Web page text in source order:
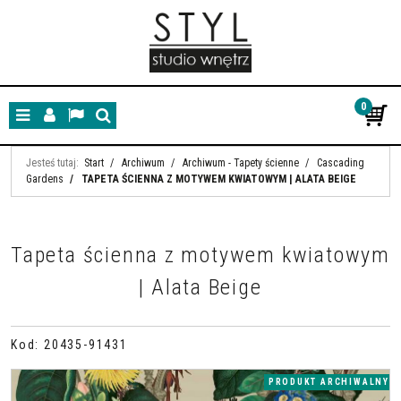
MenuPanelLangSzukaj
0
Jesteś tutaj: Start / Archiwum / Archiwum - Tapety ścienne /
Cascading
Gardens / TAPETA ŚCIENNA Z MOTYWEM KWIATOWYM | ALATA BEIGE
Tapeta ścienna z motywem kwiatowym
| Alata Beige
Kod : 20435-91431
PRODUKT ARCHIWALNY